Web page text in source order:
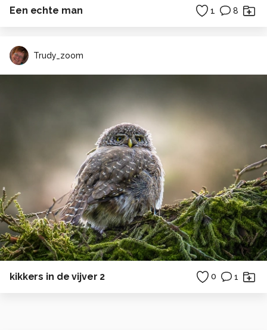
Een echte man 1 8
Trudy_zoom
kikkers in de vijver 2 0 1